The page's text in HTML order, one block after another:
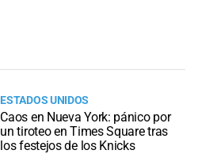
ESTADOS UNIDOS
Caos en Nueva York: pánico por
un tiroteo en Times Square tras
los festejos de los Knicks